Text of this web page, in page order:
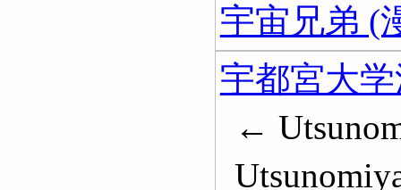
宇宙兄弟 (
宇都宮大
←